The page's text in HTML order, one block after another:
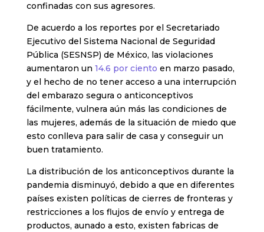
confinadas con sus agresores.
De acuerdo a los reportes por el Secretariado
Ejecutivo del Sistema Nacional de Seguridad
Pública (SESNSP) de México, las violaciones
aumentaron un 14.6 por ciento en marzo pasado,
y el hecho de no tener acceso a una interrupción
del embarazo segura o anticonceptivos
fácilmente, vulnera aún más las condiciones de
las mujeres, además de la situación de miedo que
esto conlleva para salir de casa y conseguir un
buen tratamiento.
La distribución de los anticonceptivos durante la
pandemia disminuyó, debido a que en diferentes
países existen políticas de cierres de fronteras y
restricciones a los flujos de envío y entrega de
productos, aunado a esto, existen fabricas de